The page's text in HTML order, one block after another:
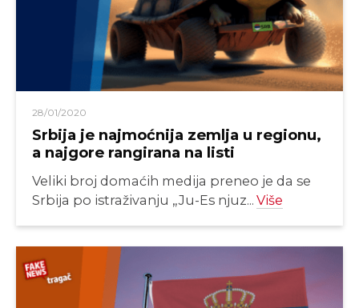
28/01/2020
Srbija je najmoćnija zemlja u regionu,
a najgore rangirana na listi
Veliki broj domaćih medija preneo je da se
Srbija po istraživanju „Ju-Es njuz... Više